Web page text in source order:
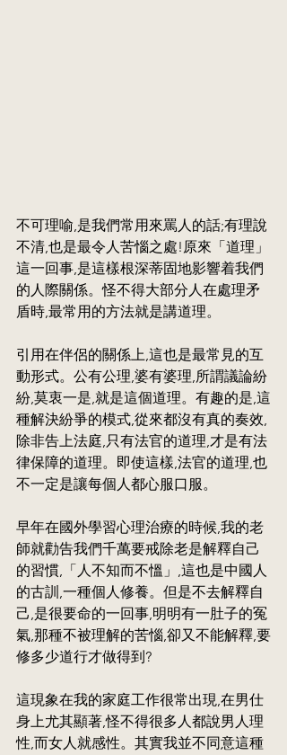
不可理喻,是我們常用來罵人的話;有理說
不清,也是最令人苦惱之處!原來「道理」
這一回事,是這樣根深蒂固地影響着我們
的人際關係。怪不得大部分人在處理矛
盾時,最常用的方法就是講道理。
引用在伴侶的關係上,這也是最常見的互
動形式。公有公理,婆有婆理,所謂議論紛
紛,莫衷一是,就是這個道理。有趣的是,這
種解決紛爭的模式,從來都沒有真的奏效,
除非告上法庭,只有法官的道理,才是有法
律保障的道理。即使這樣,法官的道理,也
不一定是讓每個人都心服口服。
早年在國外學習心理治療的時候,我的老
師就勸告我們千萬要戒除老是解釋自己
的習慣,「人不知而不慍」,這也是中國人
的古訓,一種個人修養。但是不去解釋自
己,是很要命的一回事,明明有一肚子的冤
氣,那種不被理解的苦惱,卻又不能解釋,要
修多少道行才做得到?
這現象在我的家庭工作很常出現,在男仕
身上尤其顯著,怪不得很多人都說男人理
性,而女人就感性。其實我並不同意這種